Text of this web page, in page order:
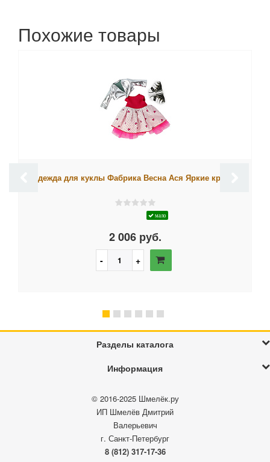
Похожие товары
Одежда для куклы Фабрика Весна Ася Яркие краски
мало
2 006 руб.
Разделы каталога
Информация
© 2016-2025 Шмелёк.ру
ИП Шмелёв Дмитрий
Валерьевич
г. Санкт-Петербург
8 (812) 317-17-36